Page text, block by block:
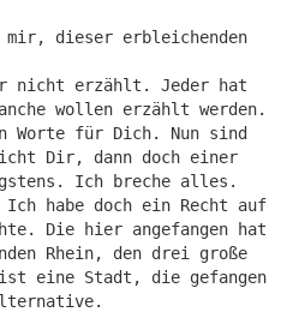
dieser erbleichenden
nicht erzählt. Jeder hat
wollen erzählt werden.
für Dich. Nun sind
Dir, dann doch einer
Ich breche alles.
habe doch ein Recht auf
Die hier angefangen hat
Rhein, den drei große
ist eine Stadt, die gefangen